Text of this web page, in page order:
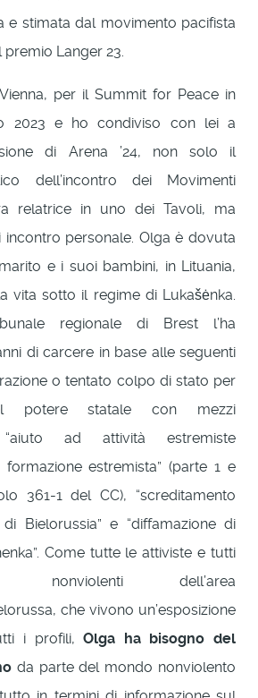
e stimata dal movimento pacifista
premio Langer 23.
per il Summit for Peace in
2023 e ho condiviso con lei a
di Arena ’24, non solo il
dell’incontro dei Movimenti
relatrice in uno dei Tavoli, ma
personale. Olga è dovuta
e i suoi bambini, in Lituania,
vita sotto il regime di Lukašėnka.
regionale di Brest l’ha
di carcere in base alle seguenti
o tentato colpo di stato per
potere statale con mezzi
“aiuto ad attività estremiste
formazione estremista” (parte 1 e
361-1 del CC), “screditamento
Bielorussia” e “diffamazione di
Come tutte le attiviste e tutti
dell’area
che vivono un’esposizione
i profili,Olga ha bisogno del
da parte del mondo nonviolento